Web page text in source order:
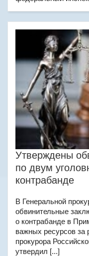
Утверждены
по двум
контрабанде
В Генеральной
обвинительные
о контрабанде в
важных ресурсов за
прокурора
утвердил [...]